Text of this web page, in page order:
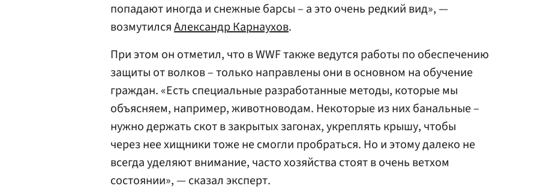
попадают иногда и снежные барсы – а это очень редкий вид», —
возмутилсяАлександр Карнаухов.
При этом он отметил, что в WWF также ведутся работы по обеспечению
защиты от волков – только направлены они в основном на обучение
граждан. «Есть специальные разработанные методы, которые мы
объясняем, например, животноводам. Некоторые из них банальные –
нужно держать скот в закрытых загонах, укреплять крышу, чтобы
через нее хищники тоже не смогли пробраться. Но и этому далеко не
всегда уделяют внимание, часто хозяйства стоят в очень ветхом
состоянии», — сказал эксперт.